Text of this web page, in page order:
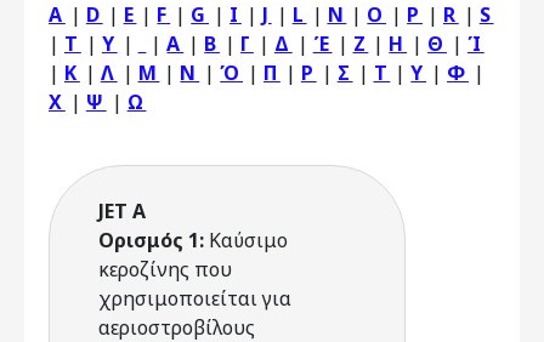
A | D | E | F | G | I | J | L | N | O | P | R | S
| T | Y | |Α | Β | Γ | Δ | Έ | Ζ | Η | Θ | Ί
| Κ | Λ | Μ | Ν |Ό | Π | Ρ | Σ | Τ |Υ | Φ |
Χ | Ψ | Ω
JET A
Ορισμός 1: Kαύσιμο
κεροζίνης που
χρησιμοποιείται για
αεριοστροβίλους